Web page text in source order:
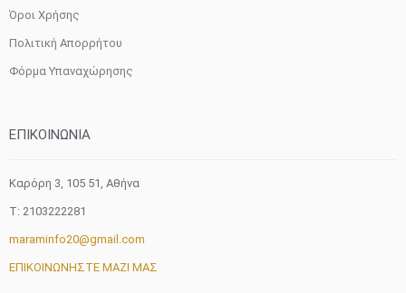
Όροι Χρήσης
Πολιτική Απορρήτου
Φόρμα Υπαναχώρησης
ΕΠΙΚΟΙΝΩΝΙΑ
Καρόρη 3, 105 51, Aθήνα
T: 2103222281
maraminfo20@gmail.com
ΕΠΙΚΟΙΝΩΝΗΣΤΕ ΜΑΖΙ ΜΑΣ